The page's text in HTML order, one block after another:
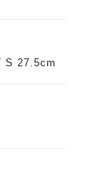
S 27.5cm